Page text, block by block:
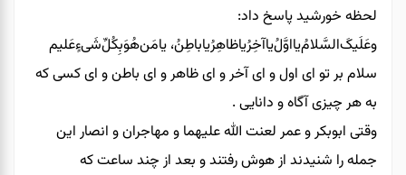
لحظه خورشید پاسخ داد:
وعَلَیک‌َالسَّلام‌ُیااوَّلُ‌یا‌آخِرُ‌یا‌ظاهِرُیا‌باطِنُ، یا‌مَن‌هُو‌َبِکُل‌ِّشَیءٍعَلیم
سلام بر تو ای اول و ای آخر و ای ظاهر و ای باطن و ای کسی که
به هر چیزی آگاه و دانایی .
وقتی ابوبکر و عمر لعنت الله علیهما و مهاجران و انصار این
جمله را شنیدند از هوش رفتند و بعد از چند ساعت که